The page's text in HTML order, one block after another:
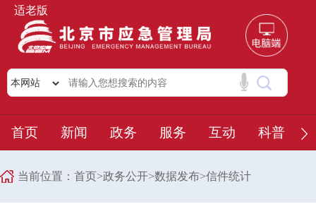
适老版
首页 新闻 政务 服务 互动 科普
当前位置： 首页>政务公开>数据发布>信件统计